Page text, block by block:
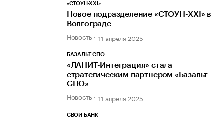
«СТОУН-ХХI»
Новое подразделение «СТОУН-XXI» в
Волгограде
Новость 11 апреля 2025
БАЗАЛЬТ СПО
«ЛАНИТ-Интеграция» стала
стратегическим партнером «Базальт
СПО»
Новость 11 апреля 2025
СВОЙ БАНК